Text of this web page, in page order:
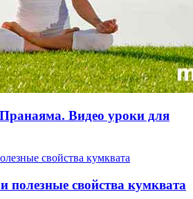
Видео уроки для
полезные свойства кумквата